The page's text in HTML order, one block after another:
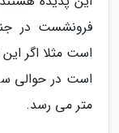
فرونشست در
است در حوالی
متر می رسد.